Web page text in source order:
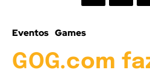
Eventos Games
GOG.com